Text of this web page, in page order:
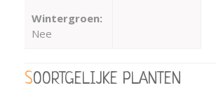
Wintergroen:
Nee
SOORTGELIJKE PLANTEN